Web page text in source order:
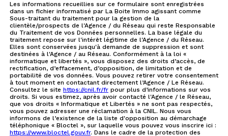
Les informations recueillies sur ce formulaire sont enregistrées
dans un fichier informatisé par La Boite Immo agissant comme
Sous-traitant du traitement pour la gestion de la
clientèle/prospects de l'Agence / du Réseau qui reste Responsable
du Traitement de vos Données personnelles. La base légale du
traitement repose sur l'intérêt légitime de l'Agence / du Réseau.
Elles sont conservées jusqu'à demande de suppression et sont
destinées à l'Agence / au Réseau. Conformément à la loi «
informatique et libertés », vous disposez des droits d’accès, de
rectification, d’effacement, d’opposition, de limitation et de
portabilité de vos données. Vous pouvez retirer votre consentement
à tout moment en contactant directement l’Agence / Le Réseau.
Consultez le site https://cnil.fr/fr pour plus d’informations sur vos
droits. Si vous estimez, après avoir contacté l'Agence / le Réseau,
que vos droits « Informatique et Libertés » ne sont pas respectés,
vous pouvez adresser une réclamation à la CNIL. Nous vous
informons de l’existence de la liste d'opposition au démarchage
téléphonique « Bloctel », sur laquelle vous pouvez vous inscrire ici :
https://www.bloctel.gouv.fr. Dans le cadre de la protection des